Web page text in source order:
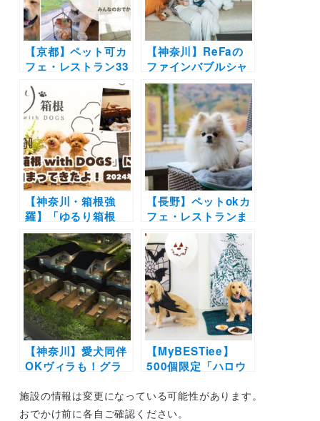
【京都】ペット可カ
フェ・レストラン33
選！店内OKの和菓
子店やドッグラン付
きのカフェまとめ｜
実際のおでかけレポ
ート付き
【神奈川】ReFaの
ファインバブルシャ
ワーを愛犬に試せ
る！「ハイアット リ
ージェンシー 箱根
リゾート＆スパ」の
ドッグフレンドリー
ルームに期間限定で
設置
【神奈川・箱根強
羅】「ゆるり箱根
with DOGS」に愛犬
と泊まってきたよ！
屋内ドッグラン＆半
個室のレストランで
ずっと一緒の思い出
を♪
【長野】ペットokカ
フェ・レストランま
とめ30選！| 自然豊
かな景色に包まれて
お蕎麦やピザを愛犬
と楽しもう♪
【神奈川】愛犬同伴
OKヴィラも！グラ
トソラ箱根」が2023
年4月オープン | 全
【MyBESTiee】
500個限定「ハロウ
スマスBOX」販売開
始！可愛い装飾品か
施設の情報は変更になっている可能性があります。
おでかけ前に各自ご確認ください。